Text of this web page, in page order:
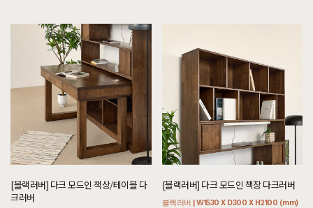
[블랙러버] 다크 모드인 책상/테이블 다
크러버
[블랙러버] 다크 모드인 책장 다크러버
블랙러버 | W1530 X D300 X H2100 (mm)